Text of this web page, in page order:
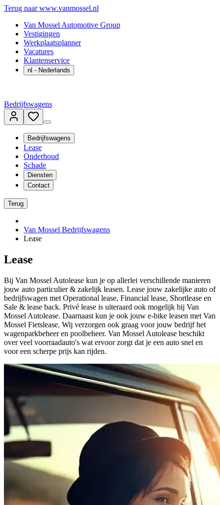
Terug naar www.vanmossel.nl
Van Mossel Automotive Group
Vestigingen
Werkplaatsplanner
Vacatures
Klantenservice
nl - Nederlands
Bedrijfswagens
Bedrijfswagens
Lease
Onderhoud
Schade
Diensten
Contact
Terug
Van Mossel Bedrijfswagens
Lease
Lease
Bij Van Mossel Autolease kun je op allerlei verschillende manieren
jouw auto particulier & zakelijk leasen. Lease jouw zakelijke auto of
bedrijfswagen met Operational lease, Financial lease, Shortlease en
Sale & lease back. Privé lease is uiteraard ook mogelijk bij Van
Mossel Autolease. Daarnaast kun je ook jouw e-bike leasen met Van
Mossel Fietslease. Wij verzorgen ook graag voor jouw bedrijf het
wagenparkbeheer en poolbeheer. Van Mossel Autolease beschikt
over veel voorraadauto's wat ervoor zorgt dat je een auto snel en
voor een scherpe prijs kan rijden.